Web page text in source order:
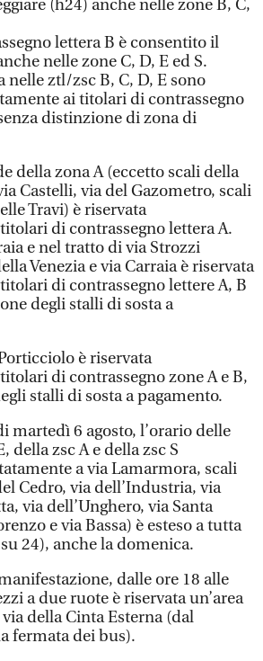
(h24) anche nelle zone B, C,
lettera B è consentito il
nelle zone C, D, E ed S.
nelle ztl/zsc B, C, D, E sono
ai titolari di contrassegno
distinzione di zona di
della zona A (eccetto scali della
Castelli, via del Gazometro, scali
Travi) è riservata
di contrassegno lettera A.
e nel tratto di via Strozzi
Venezia e via Carraia è riservata
di contrassegno lettere A, B
degli stalli di sosta a
è riservata
di contrassegno zone A e B,
stalli di sosta a pagamento.
martedì 6 agosto, l’orario delle
della zsc A e della zsc S
a via Lamarmora, scali
Cedro, via dell’Industria, via
via dell’Unghero, via Santa
e via Bassa) è esteso a tutta
24), anche la domenica.
dalle ore 18 alle
a due ruote è riservata un’area
della Cinta Esterna (dal
fermata dei bus).